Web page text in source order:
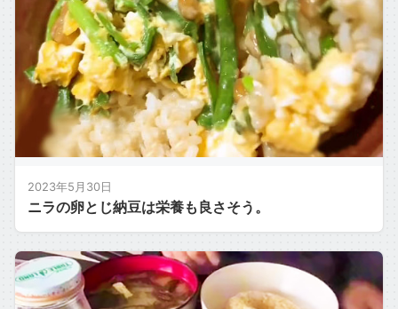
2023年5月30日
ニラの卵とじ納豆は栄養も良さそう。